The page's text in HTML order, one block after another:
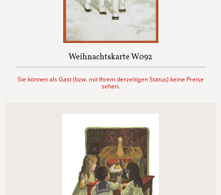
Weihnachtskarte W092
Sie können als Gast (bzw. mit Ihrem derzeitigen Status) keine Preise
sehen.